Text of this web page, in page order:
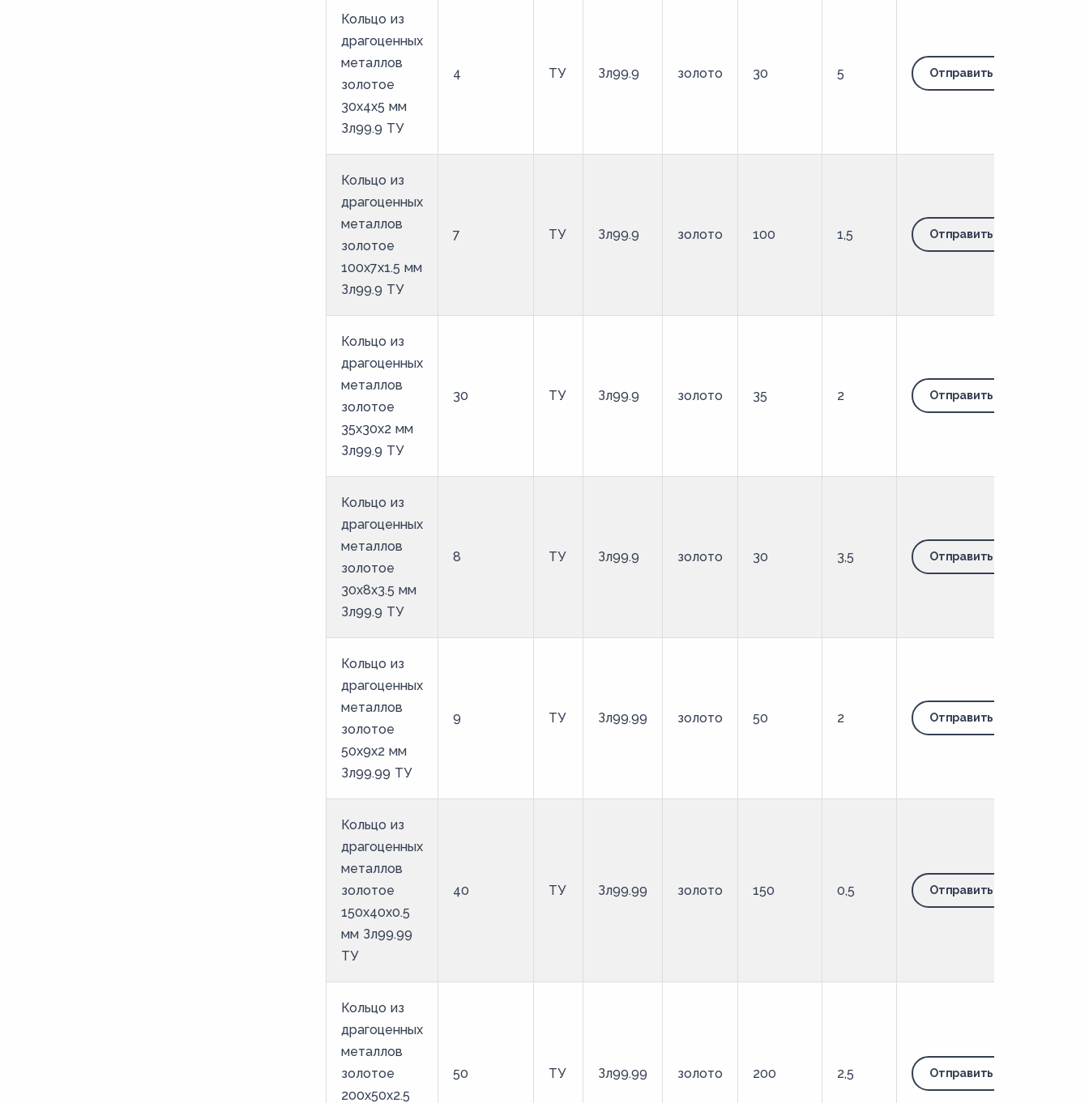
Кольцо из
драгоценных
металлов
золотое
30х4х5 мм
Зл99.9 ТУ
4 ТУ Зл99.9 золото 30 5 Отправить запрос
Кольцо из
драгоценных
металлов
золотое
100х7х1.5 мм
Зл99.9 ТУ
7 ТУ Зл99.9 золото 100 1,5 Отправить запрос
Кольцо из
драгоценных
металлов
золотое
35х30х2 мм
Зл99.9 ТУ
30 ТУ Зл99.9 золото 35 2 Отправить запрос
Кольцо из
драгоценных
металлов
золотое
30х8х3.5 мм
Зл99.9 ТУ
8 ТУ Зл99.9 золото 30 3,5 Отправить запрос
Кольцо из
драгоценных
металлов
золотое
50х9х2 мм
Зл99.99 ТУ
9 ТУ Зл99.99 золото 50 2 Отправить запрос
Кольцо из
драгоценных
металлов
золотое
150х40х0.5
мм Зл99.99
ТУ
40 ТУ Зл99.99 золото 150 0,5 Отправить запрос
Кольцо из
драгоценных
металлов
золотое
200х50х2.5
50 ТУ Зл99.99 золото 200 2,5 Отправить запрос